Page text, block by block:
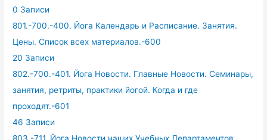
0 Записи
801.-700.-400. Йога Календарь и Расписание. Занятия.
Цены. Список всех материалов.-600
20 Записи
802.-700.-401. Йога Новости. Главные Новости. Семинары,
занятия, ретриты, практики йогой. Когда и где
проходят.-601
46 Записи